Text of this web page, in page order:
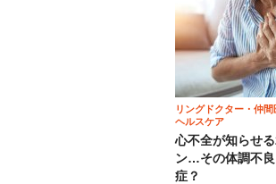
リングドクター・仲
ヘルスケア
心不全が知らせ
ン…その体調不
症？